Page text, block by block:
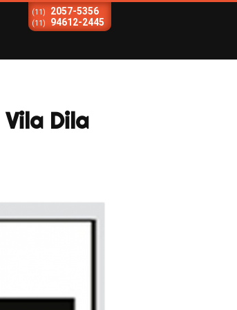
(11) 2057-5356
(11) 94612-2445
Dila